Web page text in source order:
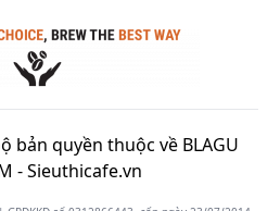
bản quyền thuộc về BLAGU
-Sieuthicafe.vn